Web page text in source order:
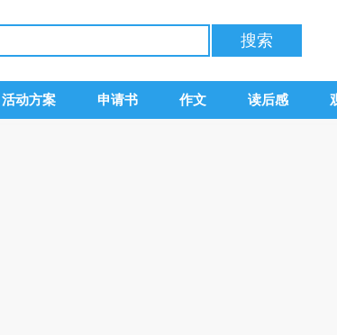
活动方案 申请书 作文 读后感